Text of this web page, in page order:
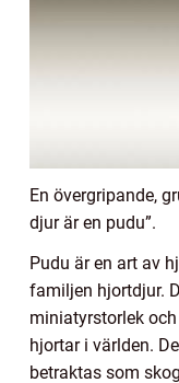
En övergripande,
djur är en pudu”.
Pudu är en art av
familjen hjortdjur.
miniatyrstorlek
hjortar i världen.
betraktas som